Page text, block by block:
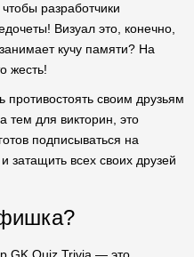
разработчики
Визуал это, конечно,
кучу памяти? На
жесть!
своим друзьям
тем для викторин, это
подписываться на
затащить всех своих друзей